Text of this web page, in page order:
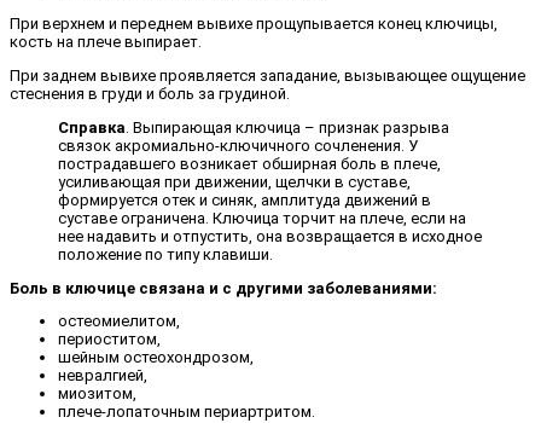
При верхнем и переднем вывихе прощупывается конец ключицы,
кость на плече выпирает.
При заднем вывихе проявляется западание, вызывающее ощущение
стеснения в груди и боль за грудиной.
Справка . Выпирающая ключица – признак разрыва
связок акромиально-ключичного сочленения. У
пострадавшего возникает обширная боль в плече,
усиливающая при движении, щелчки в суставе,
формируется отек и синяк, амплитуда движений в
суставе ограничена. Ключица торчит на плече, если на
нее надавить и отпустить, она возвращается в исходное
положение по типу клавиши.
Боль в ключице связана и с другими заболеваниями:
остеомиелитом,
периоститом,
шейным остеохондрозом,
невралгией,
миозитом,
плече-лопаточным периартритом.